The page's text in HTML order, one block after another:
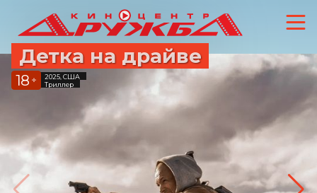
Детка на драйве
18 +
2025, США
Триллер